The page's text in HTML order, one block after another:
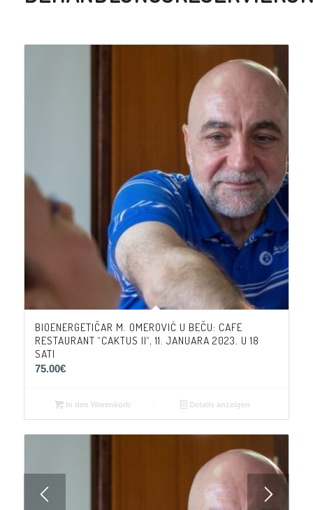
BIOENERGETIČAR M. OMEROVIĆ U BEČU: CAFE
RESTAURANT “CAKTUS II“, 11. JANUARA 2023. U 18
SATI
75.00€
In den Warenkorb Details anzeigen